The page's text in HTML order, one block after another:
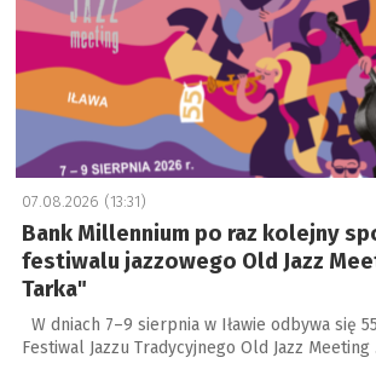
07.08.2026 (13:31)
Bank Millennium po raz kolejny
festiwalu jazzowego Old Jazz
Tarka"
W dniach 7–9 sierpnia w Iławie odbywa się
Festiwal Jazzu Tradycyjnego Old Jazz